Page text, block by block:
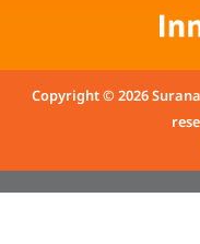
Copyright © 2026